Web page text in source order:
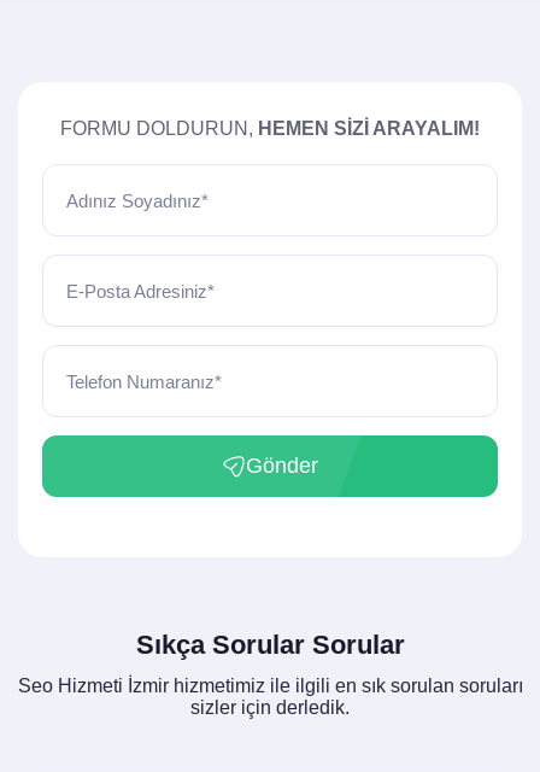
FORMU DOLDURUN, HEMEN SIZI ARAYALIM!
Adınız Soyadınız*
E-Posta Adresiniz*
Telefon Numaranız*
Gönder
Sıkça Sorular Sorular
Seo Hizmeti İzmir hizmetimiz ile ilgili en sık sorulan soruları
sizler için derledik.